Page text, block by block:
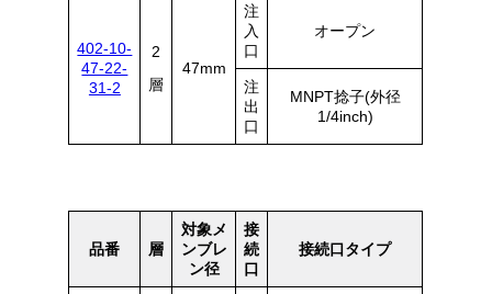
402-10-
47-22-
31-2
2
層
47mm
注
入
口
オープン
注
出
口
MNPT捻子(外径
1/4inch)
品番 層
対象メ
ンブレ
ン径
接
続
口
接続口タイプ